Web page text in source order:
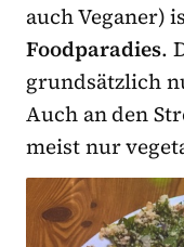
auch Veganer)
Foodparadies.
grundsätzlich
Auch an den
meist nur